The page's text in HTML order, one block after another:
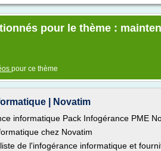
pour le thème :
pour ce thème
| Novatim
informatique Pack Infogérance PME
chez Novatim
de l'infogérance informatique et